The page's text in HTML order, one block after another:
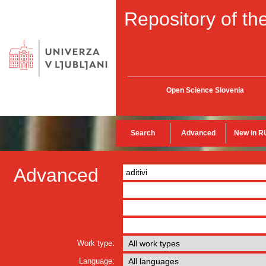
Repository of
Open Science Slovenia
Search Advanced New in
Advanced
Work type:
Language: